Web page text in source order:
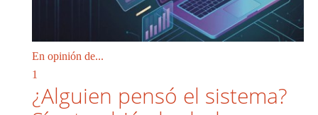
En opinión de...
1
¿Alguien pensó el sistema?